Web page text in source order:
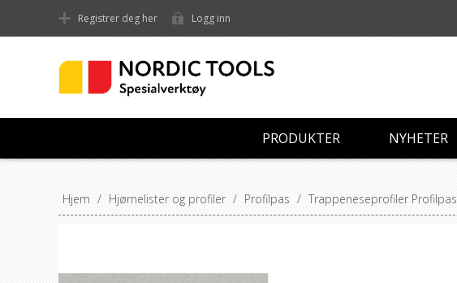
Registrer deg her Logg inn
PRODUKTER NYHETER
Hjem / Hjørnelister og profiler / Profilpas / Trappeneseprofiler Profilpas